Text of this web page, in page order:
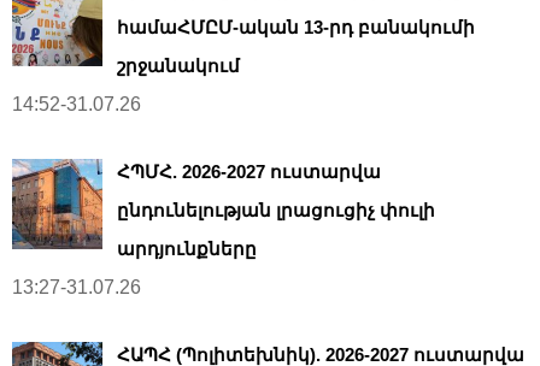
համաՀՄԸՄ-ական 13-րդ բանակումի
շրջանակում
14:52-31.07.26
ՀՊՄՀ. 2026-2027 ուստարվա
ընդունելության լրացուցիչ փուլի
արդյունքները
13:27-31.07.26
ՀԱՊՀ (Պոլիտեխնիկ). 2026-2027 ուստարվա